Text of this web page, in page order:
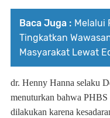
Baca Juga : Melalui
Tingkatkan
Masyarakat Lewat
dr. Henny Hanna selaku
menuturkan bahwa PHBS
dilakukan karena